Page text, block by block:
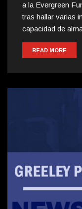
a la Evergreen
tras hallar varias
capacidad de
READ MORE